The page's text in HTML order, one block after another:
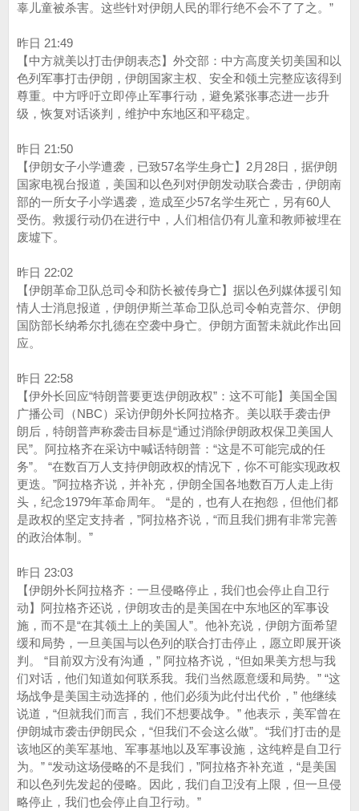
辜儿童被杀害。这些针对伊朗人民的罪行绝不会不了了之。”
昨日 21:49
【中方就美以打击伊朗表态】外交部：中方高度关切美国和以
色列军事打击伊朗，伊朗国家主权、安全和领土完整应该得到
尊重。中方呼吁立即停止军事行动，避免紧张事态进一步升
级，恢复对话谈判，维护中东地区和平稳定。
昨日 21:50
【伊朗女子小学遭袭，已致57名学生身亡】2月28日，据伊朗
国家电视台报道，美国和以色列对伊朗发动联合袭击，伊朗南
部的一所女子小学遇袭，造成至少57名学生死亡，另有60人
受伤。救援行动仍在进行中，人们相信仍有儿童和教师被埋在
废墟下。
昨日 22:02
【伊朗革命卫队总司令和防长被传身亡】据以色列媒体援引知
情人士消息报道，伊朗伊斯兰革命卫队总司令帕克普尔、伊朗
国防部长纳希尔扎德在空袭中身亡。伊朗方面暂未就此作出回
应。
昨日 22:58
【伊外长回应“特朗普要更迭伊朗政权”：这不可能】美国全国
广播公司（NBC）采访伊朗外长阿拉格齐。美以联手袭击伊
朗后，特朗普声称袭击目标是“通过消除伊朗政权保卫美国人
民”。阿拉格齐在采访中喊话特朗普：“这是不可能完成的任
务”。 “在数百万人支持伊朗政权的情况下，你不可能实现政权
更迭。”阿拉格齐说，并补充，伊朗全国各地数百万人走上街
头，纪念1979年革命周年。 “是的，也有人在抱怨，但他们都
是政权的坚定支持者，”阿拉格齐说，“而且我们拥有非常完善
的政治体制。”
昨日 23:03
【伊朗外长阿拉格齐：一旦侵略停止，我们也会停止自卫行
动】阿拉格齐还说，伊朗攻击的是美国在中东地区的军事设
施，而不是“在其领土上的美国人”。他补充说，伊朗方面希望
缓和局势，一旦美国与以色列的联合打击停止，愿立即展开谈
判。 “目前双方没有沟通，” 阿拉格齐说，“但如果美方想与我
们对话，他们知道如何联系我。我们当然愿意缓和局势。” “这
场战争是美国主动选择的，他们必须为此付出代价，” 他继续
说道，“但就我们而言，我们不想要战争。” 他表示，美军曾在
伊朗城市袭击伊朗民众，“但我们不会这么做”。“我们打击的是
该地区的美军基地、军事基地以及军事设施，这纯粹是自卫行
为。” “发动这场侵略的不是我们，”阿拉格齐补充道，“是美国
和以色列先发起的侵略。因此，我们自卫没有上限，但一旦侵
略停止，我们也会停止自卫行动。”